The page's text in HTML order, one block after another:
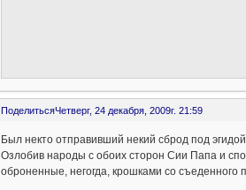
ПоделитьсяЧетверг, 24 декабря, 2009г. 21:59
Был некто отправивший некий сброд под
Озлобив народы с обоих сторон Сии Папа и
оброненные, негогда, крошками со съеденного